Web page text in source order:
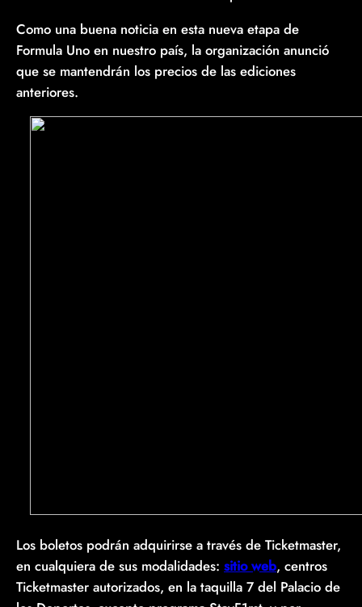
Como una buena noticia en esta nueva etapa de
Formula Uno en nuestro país, la organización anunció
que se mantendrán los precios de las ediciones
anteriores.
Los boletos podrán adquirirse a través de Ticketmaster,
en cualquiera de sus modalidades: sitio web, centros
Ticketmaster autorizados, en la taquilla 7 del Palacio de